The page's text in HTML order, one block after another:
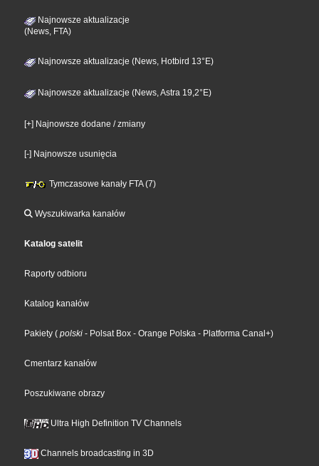
Najnowsze aktualizacje
(News, FTA)
Najnowsze aktualizacje (News, Hotbird 13°E)
Najnowsze aktualizacje (News, Astra 19,2°E)
[+] Najnowsze dodane / zmiany
[-] Najnowsze usunięcia
Tymczasowe kanały FTA (7)
Wyszukiwarka kanałów
Katalog satelit
Raporty odbioru
Katalog kanałów
Pakiety ( polski - Polsat Box - Orange Polska - Platforma Canal+)
Cmentarz kanałów
Poszukiwane obrazy
Ultra High Definition TV Channels
Channels broadcasting in 3D